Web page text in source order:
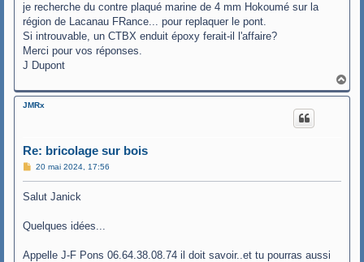
je recherche du contre plaqué marine de 4 mm Hokoumé sur la
région de Lacanau FRance... pour replaquer le pont.
Si introuvable, un CTBX enduit époxy ferait-il l'affaire?
Merci pour vos réponses.
J Dupont
a
u
JMRx
Re: bricolage sur bois
M
s
e
20 mai 2024, 17:56
Salut Janick
Quelques idées...
Appelle J-F Pons 06.64.38.08.74 il doit savoir..et tu pourras aussi